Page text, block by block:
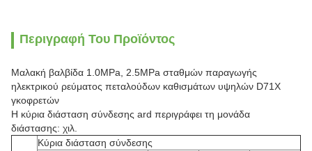
Περιγραφή Του Προϊόντος
Μαλακή βαλβίδα 1.0MPa, 2.5MPa σταθμών παραγωγής
ηλεκτρικού ρεύματος πεταλούδων καθισμάτων υψηλών D71X
γκοφρετών
Η κύρια διάσταση σύνδεσης ard περιγράφει τη μονάδα
διάστασης: χιλ.
Κύρια διάσταση σύνδεσης